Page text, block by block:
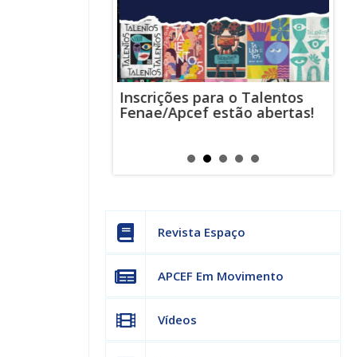
Inscrições para o Talentos
Fenae/Apcef estão abertas!
Revista Espaço
APCEF Em Movimento
Vídeos